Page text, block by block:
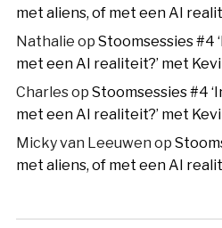
met aliens, of met een AI
Nathalie op Stoomsessies #4
met een AI realiteit?’ met
Charlesop Stoomsessies #4
met een AI realiteit?’ met
Micky van Leeuwen op
met aliens, of met een AI